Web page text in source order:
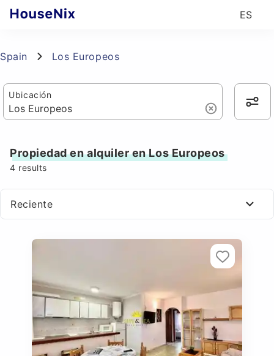
ES
Spain Los Europeos
Ubicación
Propiedad en alquiler en Los Europeos
4 results
Reciente